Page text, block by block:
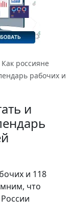
Как россияне
рабочих и
и
и 118
что